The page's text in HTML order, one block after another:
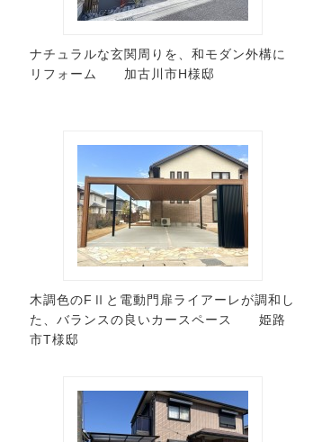
ナチュラルな玄関周りを、和モダン外構に
リフォーム 加古川市H様邸
木調色のFⅡと電動門扉ライアーレが調和し
た、バランスの良いカースペース 姫路
市T様邸